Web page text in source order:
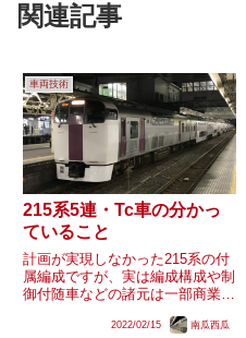
関連記事
車両技術
215系5連・Tc車の分かっ
ていること
計画が実現しなかった215系の付
属編成ですが、実は編成構成や制
御付随車などの諸元は一部商業
場が叶わなかった車両としては比
2022/02/15 南瓜西瓜